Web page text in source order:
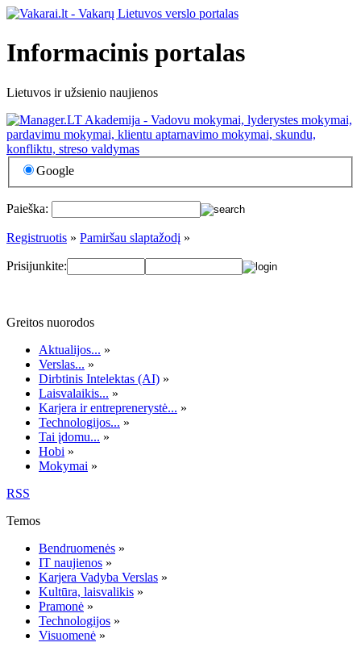
Informacinis portalas
Lietuvos ir užsienio naujienos
Google
Paieška:
Registruotis » Pamiršau slaptažodį »
Prisijunkite:
Greitos nuorodos
Aktualijos... »
Verslas... »
Dirbtinis Intelektas (AI) »
Laisvalaikis... »
Karjera ir entreprenerystė... »
Technologijos... »
Tai įdomu... »
Hobi »
Mokymai »
RSS
Temos
Bendruomenės »
IT naujienos »
Karjera Vadyba Verslas »
Kultūra, laisvalikis »
Pramonė »
Technologijos »
Visuomenė »